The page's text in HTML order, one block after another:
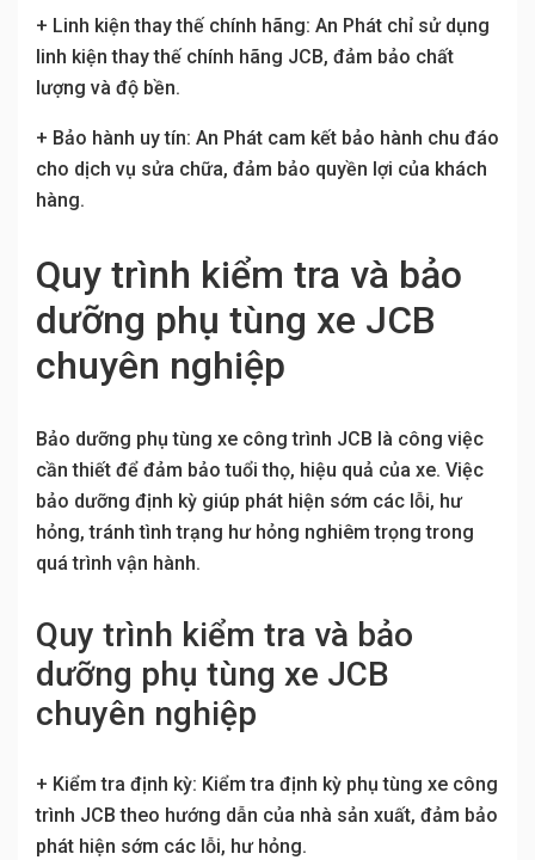
+ Linh kiện thay thế chính hãng: An Phát chỉ sử dụng
linh kiện thay thế chính hãng JCB, đảm bảo chất
lượng và độ bền.
+ Bảo hành uy tín: An Phát cam kết bảo hành chu đáo
cho dịch vụ sửa chữa, đảm bảo quyền lợi của khách
hàng.
Quy trình kiểm tra và bảo
dưỡng phụ tùng xe JCB
chuyên nghiệp
Bảo dưỡng phụ tùng xe công trình JCB là công việc
cần thiết để đảm bảo tuổi thọ, hiệu quả của xe. Việc
bảo dưỡng định kỳ giúp phát hiện sớm các lỗi, hư
hỏng, tránh tình trạng hư hỏng nghiêm trọng trong
quá trình vận hành.
Quy trình kiểm tra và bảo
dưỡng phụ tùng xe JCB
chuyên nghiệp
+ Kiểm tra định kỳ: Kiểm tra định kỳ phụ tùng xe công
trình JCB theo hướng dẫn của nhà sản xuất, đảm bảo
phát hiện sớm các lỗi, hư hỏng.